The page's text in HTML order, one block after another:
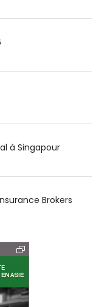
à Singapour
Brokers